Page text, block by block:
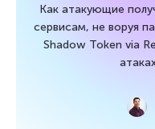
Как атакующие
сервисам, не воруя
Shadow Token via